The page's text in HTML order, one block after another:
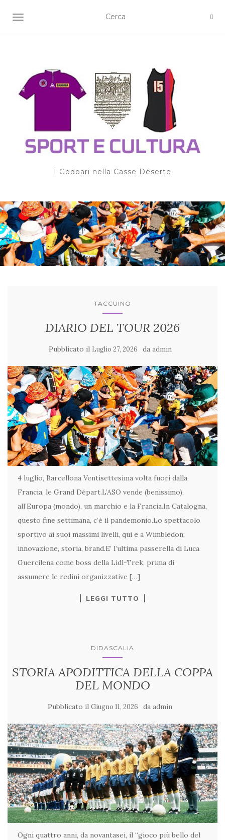
TOGGLE NAVIGATION
I Godoari nella Casse Déserte
TACCUINO
DIARIO DEL TOUR 2026
Pubblicato il Luglio 27, 2026 da admin
4 luglio, Barcellona Ventisettesima volta fuori dalla
Francia, le Grand Départ.L’ASO vende (benissimo),
all’Europa (mondo), un marchio e la Francia.In Catalogna,
questo fine settimana, c’è il pandemonio.Lo spettacolo
sportivo ai suoi massimi livelli, qui e a Wimbledon:
innovazione, storia, brand.E’ l’ultima passerella di Luca
Guercilena come boss della Lidl-Trek, prima di
assumere le redini organizzative […]
LEGGI TUTTO
DIDASCALIA
STORIA APODITTICA DELLA COPPA
DEL MONDO
Pubblicato il Giugno 11, 2026 da admin
Ogni quattro anni, da novantasei, il “gioco più bello del